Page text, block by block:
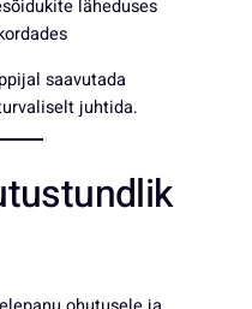
läheduses
saavutada
juhtida.